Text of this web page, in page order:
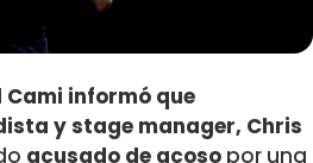
Cami informó que
y stage manager, Chris
acusado de acoso por una